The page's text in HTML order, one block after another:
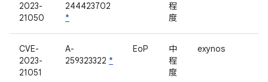
2023-
21050
244423702
*
程
度
CVE-
2023-
21051
A-
259323322 *
EoP
中
程
度
exynos